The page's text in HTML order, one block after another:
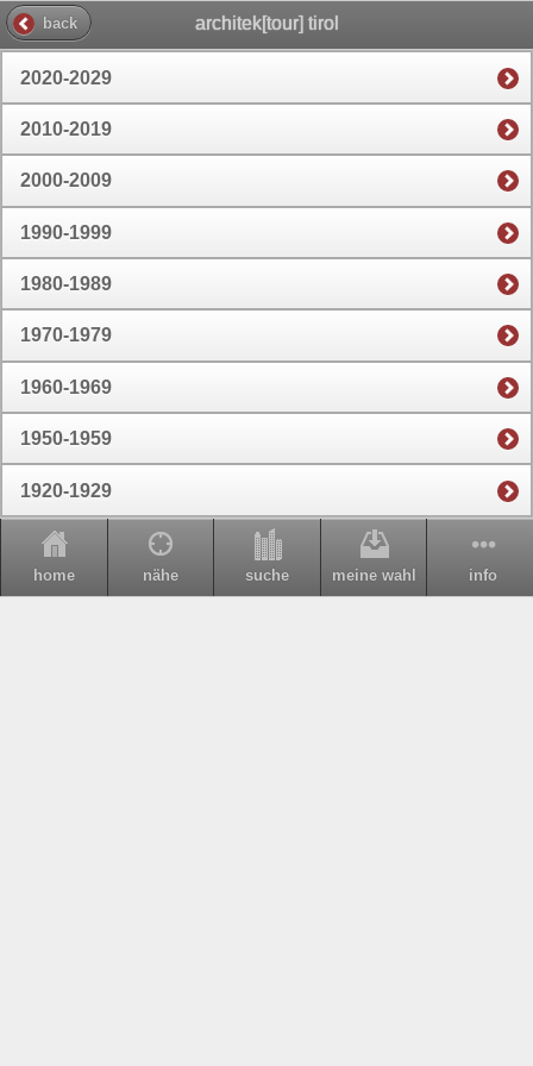
back architek[tour] tirol
2020-2029
2010-2019
2000-2009
1990-1999
1980-1989
1970-1979
1960-1969
1950-1959
1920-1929
home nähe suche meine wahl info